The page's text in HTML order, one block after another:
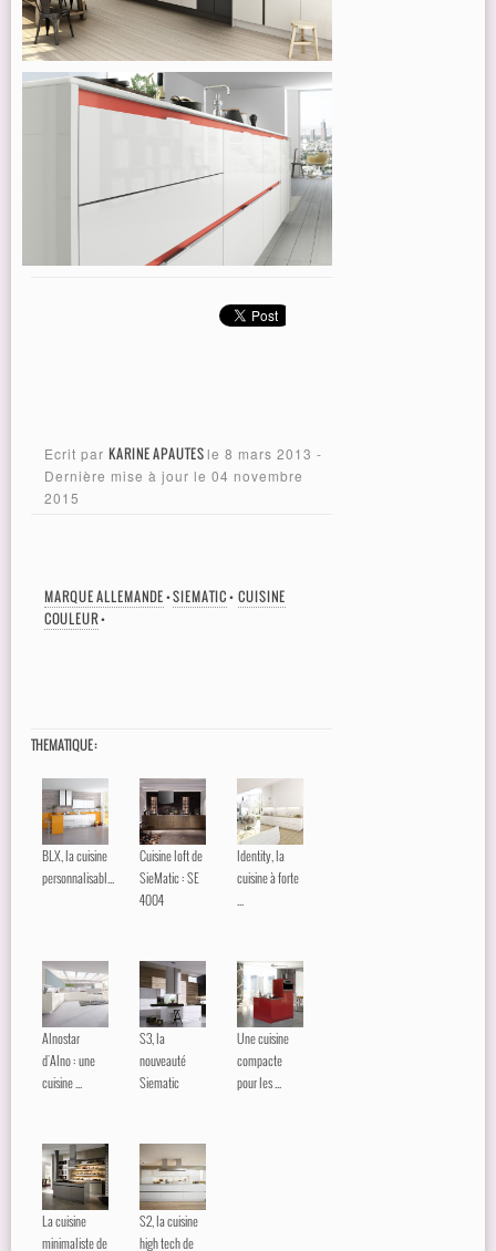
Ecrit par KARINE APAUTES le 8 mars 2013 -
Dernière mise à jour le 04 novembre
2015
MARQUE ALLEMANDE•SIEMATIC• CUISINE
COULEUR•
THEMATIQUE :
BLX, la cuisine
personnalisabl...
Cuisine loft de
SieMatic : SE
4004
Identity, la
cuisine à forte
Alnostar
d'Alno : une
cuisine ...
S3, la
nouveauté
Siematic
Une cuisine
compacte
pour les ...
La cuisine
minimaliste de
S2, la cuisine
high tech de